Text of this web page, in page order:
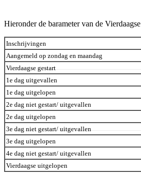
Hieronder de barameter van de
Inschrijvingen
Aangemeld op zondag en maandag
Vierdaagse gestart
1e dag uitgevallen
1e dag uitgelopen
2e dag niet gestart/ uitgevallen
2e dag uitgelopen
3e dag niet gestart/ uitgevallen
3e dag uitgelopen
4e dag niet gestart/ uitgevallen
Vierdaagse uitgelopen